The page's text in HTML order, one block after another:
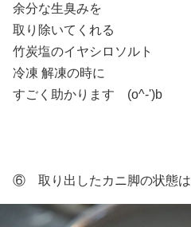
余分な生臭みを
取り除いてくれる
竹炭塩のイヤシロソルト
冷凍 解凍の時に
すごく助かります (o^-')b
⑥ 取り出したカニ脚の状態は